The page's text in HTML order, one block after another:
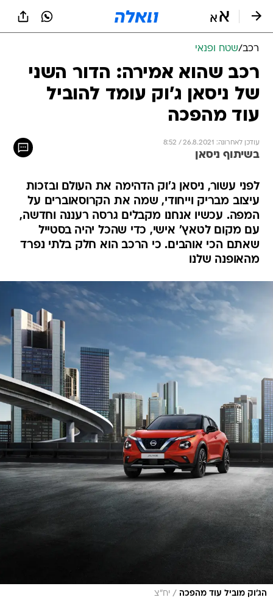
רכב/שטח ופנאי
רכב שהוא אמירה: הדור השני
של ניסאן ג'וק עומד להוביל
עוד מהפכה
עודכן לאחרונה: 26.8.2021 / 8:52
בשיתוף ניסאן
לפני עשור, ניסאן ג'וק הדהימה את העולם ובזכות
עיצוב מבריק וייחודי, שמה את הקרוסאוברים על
המפה. עכשיו אנחנו מקבלים גרסה רעננה וחדשה,
עם מקום לטאץ' אישי, כדי שהכל יהיה בסטייל
שאתם הכי אוהבים. כי הרכב הוא חלק בלתי נפרד
מהאופנה שלנו
הג'וק מוביל עוד מהפכה / יח"צ